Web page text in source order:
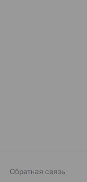
Обратная связь